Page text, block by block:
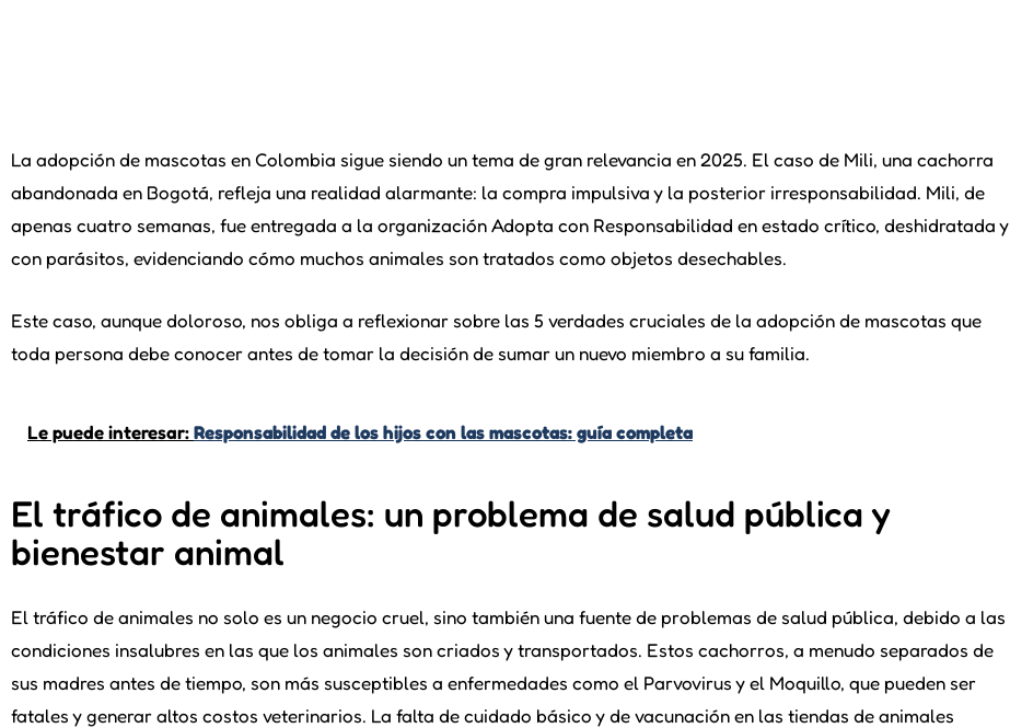
La adopción de mascotas en Colombia sigue siendo un tema de gran relevancia en 2025. El caso de Mili, una cachorra
abandonada en Bogotá, refleja una realidad alarmante: la compra impulsiva y la posterior irresponsabilidad. Mili, de
apenas cuatro semanas, fue entregada a la organización Adopta con Responsabilidad en estado crítico, deshidratada y
con parásitos, evidenciando cómo muchos animales son tratados como objetos desechables.
Este caso, aunque doloroso, nos obliga a reflexionar sobre las 5 verdades cruciales de la adopción de mascotas que
toda persona debe conocer antes de tomar la decisión de sumar un nuevo miembro a su familia.
Le puede interesar:Responsabilidad de los hijos con las mascotas: guía completa
El tráfico de animales: un problema de salud pública y
bienestar animal
El tráfico de animales no solo es un negocio cruel, sino también una fuente de problemas de salud pública, debido a las
condiciones insalubres en las que los animales son criados y transportados. Estos cachorros, a menudo separados de
sus madres antes de tiempo, son más susceptibles a enfermedades como el Parvovirus y el Moquillo, que pueden ser
fatales y generar altos costos veterinarios. La falta de cuidado básico y de vacunación en las tiendas de animales